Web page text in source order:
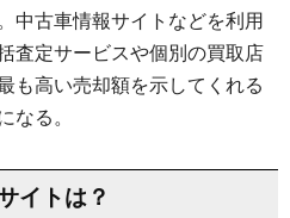
中古車情報サイトなどを利用
査定サービスや個別の買取店
も高い売却額を示してくれる
なる。
イトは？